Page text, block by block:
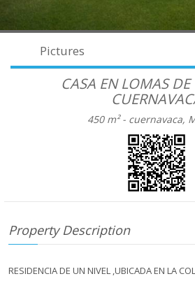
Pictures
CASA EN LOMAS DE
450 m² - cuernavaca,
Property Description
RESIDENCIA DE UN NIVEL ,UBICADA EN LA